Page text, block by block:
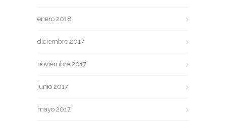
enero 2018
diciembre 2017
noviembre 2017
junio 2017
mayo 2017